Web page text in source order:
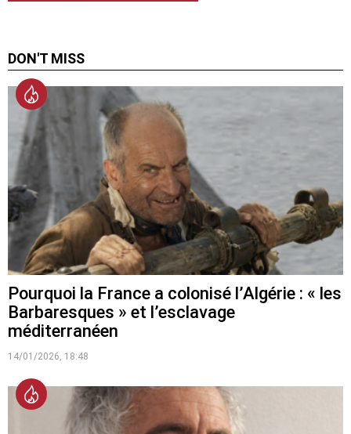
DON'T MISS
Pourquoi la France a colonisé l’Algérie : « les
Barbaresques » et l’esclavage
méditerranéen
14/01/2026, 18:48